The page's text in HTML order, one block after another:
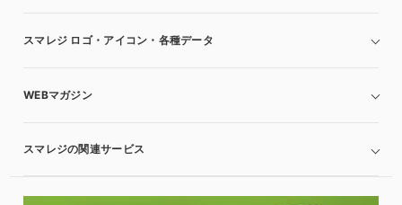
スマレジ ロゴ・アイコン・各種データ
WEBマガジン
スマレジの関連サービス